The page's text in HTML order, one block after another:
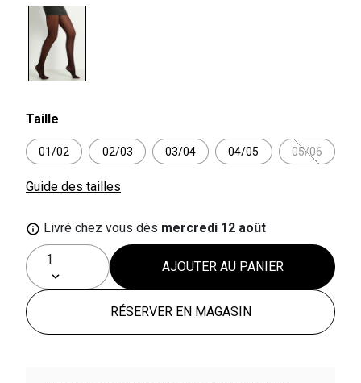
Taille
01/02 02/03 03/04 04/05 05/06
Guide des tailles
Livré chez vous dès mercredi 12 août
AJOUTER AU PANIER
RÉSERVER EN MAGASIN